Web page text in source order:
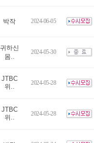
박작 2024-06-05
귀하신
몸..
2024-05-30
JTBC
위..
2024-05-28
JTBC
위..
2024-05-28